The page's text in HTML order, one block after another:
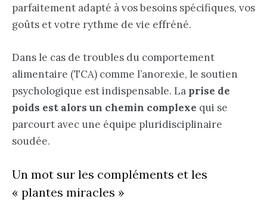
parfaitement adapté à vos besoins spécifiques, vos
goûts et votre rythme de vie effréné.
Dans le cas de troubles du comportement
alimentaire (TCA) comme l’anorexie, le soutien
psychologique est indispensable. La prise de
poids est alors un chemin complexe qui se
parcourt avec une équipe pluridisciplinaire
soudée.
Un mot sur les compléments et les
« plantes miracles »